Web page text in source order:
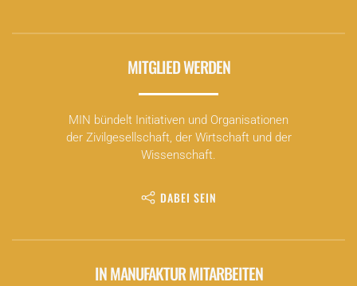
MITGLIED WERDEN
MIN bündelt Initiativen und Organisationen
der Zivilgesellschaft, der Wirtschaft und der
Wissenschaft.
DABEI SEIN
IN MANUFAKTUR MITARBEITEN